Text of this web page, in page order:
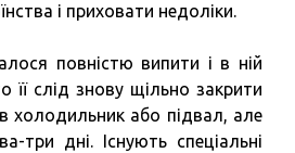
і приховати недоліки.
повністю випити і в ній
її слід знову щільно закрити
холодильник або підвал, але
три дні. Існують спеціальні